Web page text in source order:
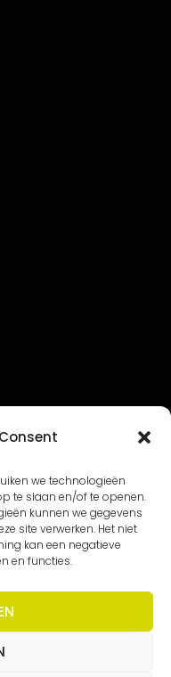
we technologieën
te slaan en/of te openen.
kunnen we gegevens
site verwerken. Het niet
kan een negatieve
en functies.